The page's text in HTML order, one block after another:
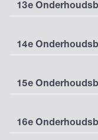
13e
14e
15e
16e